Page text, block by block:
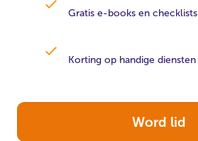
Gratis e-books en checklists
Korting op handige diensten
Word lid